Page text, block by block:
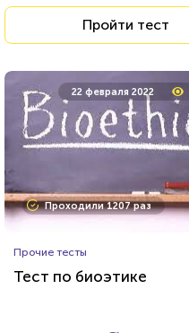
Пройти тест
Проходили 21090 раз
Угадай логотип
Пройти тест
22 февраля 2022
Проходили 1207 раз
Прочие тесты
Тест по биоэтике